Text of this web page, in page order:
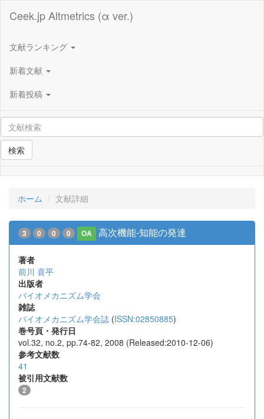
Ceek.jp Altmetrics (α ver.)
文献ランキング
新着文献
新着投稿
検索
ホーム 文献詳細
3 0 0 0 OA 高次機能-知能の発達
著者
前川 喜平
出版者
バイオメカニズム学会
雑誌
バイオメカニズム学会誌 (ISSN:02850885)
巻号頁・発行日
vol.32, no.2, pp.74-82, 2008 (Released:2010-12-06)
参考文献数
41
被引用文献数
2